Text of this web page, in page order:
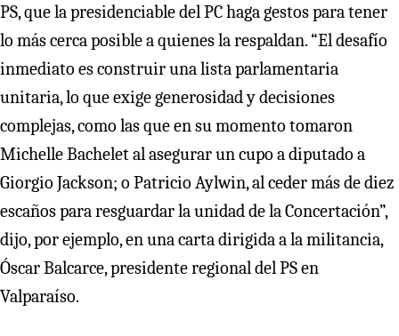
PS, que la presidenciable del PC haga gestos para tener
lo más cerca posible a quienes la respaldan. “El desafío
inmediato es construir una lista parlamentaria
unitaria, lo que exige generosidad y decisiones
complejas, como las que en su momento tomaron
Michelle Bachelet al asegurar un cupo a diputado a
Giorgio Jackson; o Patricio Aylwin, al ceder más de diez
escaños para resguardar la unidad de la Concertación”,
dijo, por ejemplo, en una carta dirigida a la militancia,
Óscar Balcarce, presidente regional del PS en
Valparaíso.